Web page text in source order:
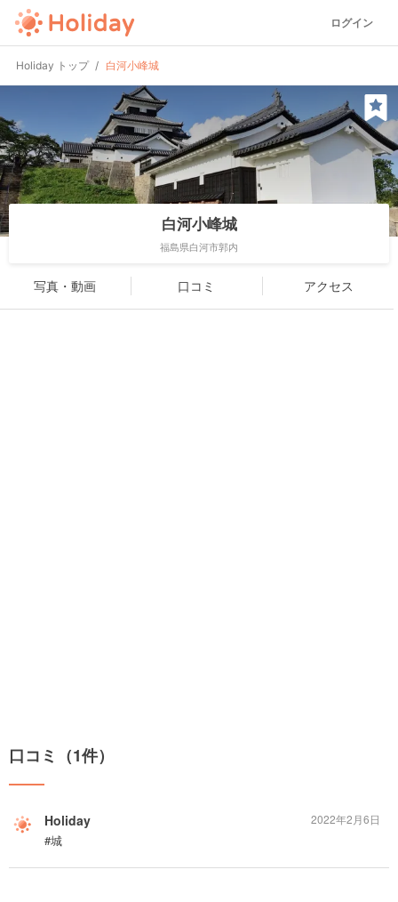
ログイン
Holiday トップ 白河小峰城
白河小峰城
福島県白河市郭内
写真・動画 口コミ アクセス
口コミ（1件）
Holiday
#城
2022年2月6日